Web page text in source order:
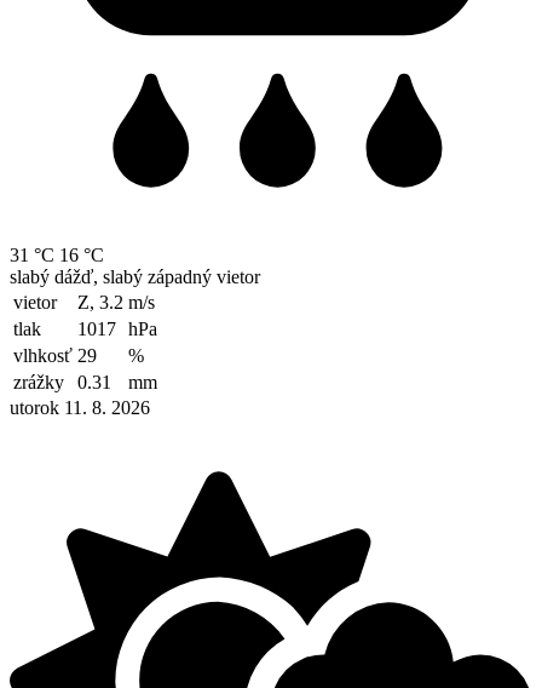
31 °C 16 °C
slabý dážď, slabý západný vietor
vietor
Z, 3.2 m/s
tlak
1017 hPa
vlhkosť 29
%
zrážky
0.31
mm
utorok 11. 8. 2026